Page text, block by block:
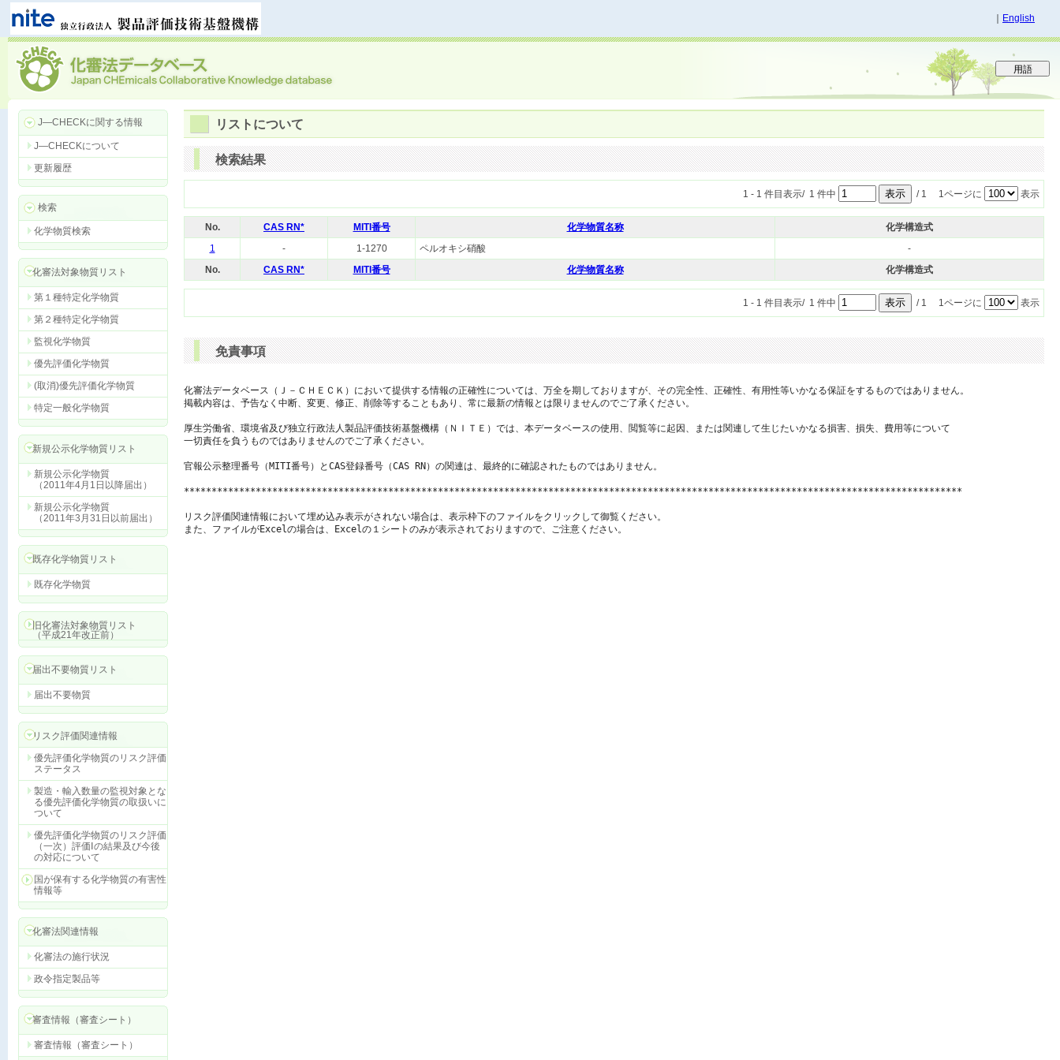
English
J―CHECKに関する情報
J―CHECKについて
更新履歴
検索
化学物質検索
化審法対象物質リスト
第１種特定化学物質
第２種特定化学物質
監視化学物質
優先評価化学物質
(取消)優先評価化学物質
特定一般化学物質
新規公示化学物質リスト
新規公示化学物質
（2011年4月1日以降届出）
新規公示化学物質
（2011年3月31日以前届出）
既存化学物質リスト
既存化学物質
旧化審法対象物質リスト
（平成21年改正前）
届出不要物質リスト
届出不要物質
リスク評価関連情報
優先評価化学物質のリスク評価
ステータス
製造・輸入数量の監視対象とな
る優先評価化学物質の取扱いに
ついて
優先評価化学物質のリスク評価
（一次）評価Ⅰの結果及び今後
の対応について
国が保有する化学物質の有害性
情報等
化審法関連情報
化審法の施行状況
政令指定製品等
審査情報（審査シート）
審査情報（審査シート）
リストについて
検索結果
1 - 1 件目表示/ 1 件中 / 1 1ページに 表示
No. CAS RN* MITI番号 化学物質名称
化学構造式
1
- 1-1270 ペルオキシ硝酸
-
No.
CAS RN* MITI番号 化学物質名称 化学構造式
1 - 1 件目表示/ 1 件中 / 1 1ページに 表示
免責事項
化審法データベース（Ｊ－ＣＨＥＣＫ）において提供する情報の正確性については、万全を期しておりますが、その完全性、正確性、有用性等いかなる保証をするものではありません。
掲載内容は、予告なく中断、変更、修正、削除等することもあり、常に最新の情報とは限りませんのでご了承ください。
厚生労働省、環境省及び独立行政法人製品評価技術基盤機構（ＮＩＴＥ）では、本データベースの使用、閲覧等に起因、または関連して生じたいかなる損害、損失、費用等について
一切責任を負うものではありませんのでご了承ください。
官報公示整理番号（MITI番号）とCAS登録番号（CAS RN）の関連は、最終的に確認されたものではありません。
*********************************************************************************************************************************************
リスク評価関連情報において埋め込み表示がされない場合は、表示枠下のファイルをクリックして御覧ください。
また、ファイルがExcelの場合は、Excelの１シートのみが表示されておりますので、ご注意ください。